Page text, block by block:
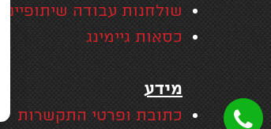
שולחנות עבודה שיתופיים
כסאות גיימינג
מידע
כתובת ופרטי התקשרות